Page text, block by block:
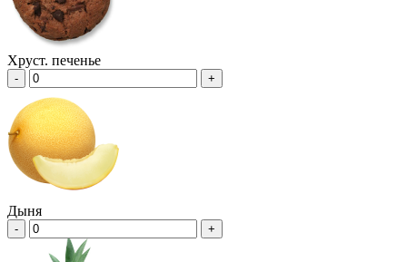
Хруст. печенье
- +
Дыня
- +